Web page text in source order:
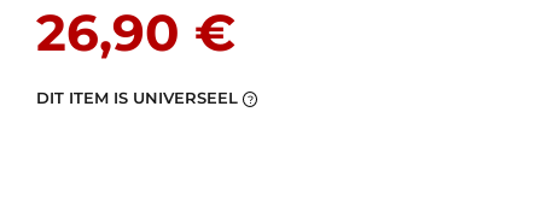
26,90 €
DIT ITEM IS UNIVERSEEL ?